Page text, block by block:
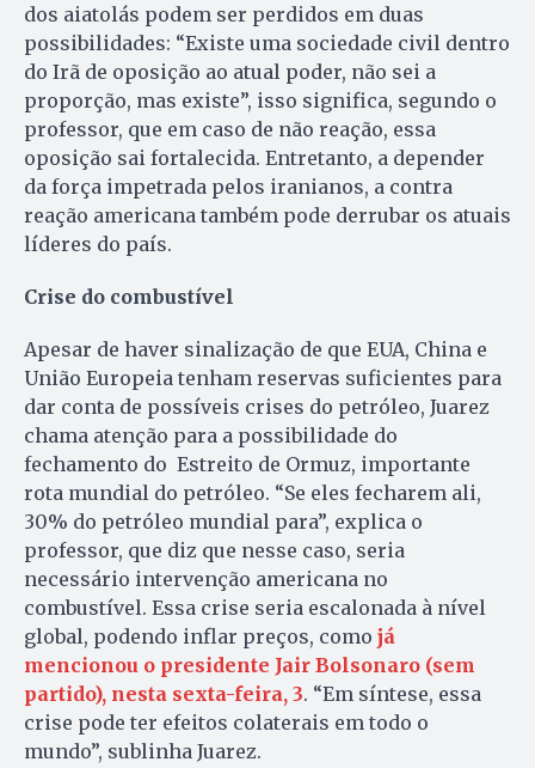
dos aiatolás podem ser perdidos em duas
possibilidades: “Existe uma sociedade civil dentro
do Irã de oposição ao atual poder, não sei a
proporção, mas existe”, isso significa, segundo o
professor, que em caso de não reação, essa
oposição sai fortalecida. Entretanto, a depender
da força impetrada pelos iranianos, a contra
reação americana também pode derrubar os atuais
líderes do país.
Crise do combustível
Apesar de haver sinalização de que EUA, China e
União Europeia tenham reservas suficientes para
dar conta de possíveis crises do petróleo, Juarez
chama atenção para a possibilidade do
fechamento do Estreito de Ormuz, importante
rota mundial do petróleo. “Se eles fecharem ali,
30% do petróleo mundial para”, explica o
professor, que diz que nesse caso, seria
necessário intervenção americana no
combustível. Essa crise seria escalonada à nível
global, podendo inflar preços, como já
mencionou o presidente Jair Bolsonaro (sem
partido), nesta sexta-feira, 3. “Em síntese, essa
crise pode ter efeitos colaterais em todo o
mundo”, sublinha Juarez.